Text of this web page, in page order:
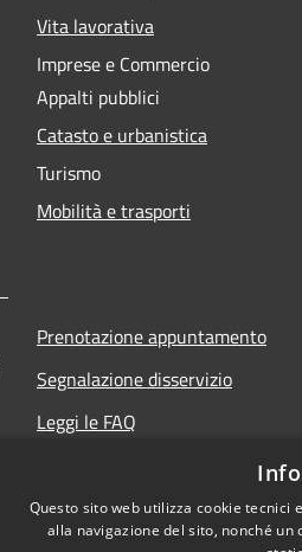
Vita lavorativa
Imprese e Commercio
Appalti pubblici
Catasto e urbanistica
Turismo
Mobilità e trasporti
Prenotazione appuntamento
Segnalazione disservizio
Leggi le FAQ
Questo sito web utilizza cookie
alla navigazione del sito, nonché